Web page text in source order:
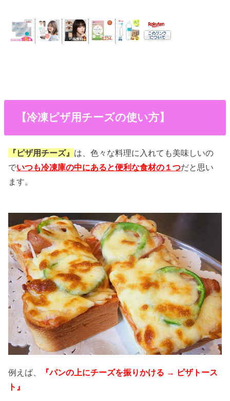
【冷凍ピザ用チーズの使い方】
『ピザ用チーズ』 は、色々な料理に入れても美味しいの
でいつも冷凍庫の中にあると便利な食材の１つだと思い
ます。
例えば、
『パンの上にチーズを振りかける → ピザトース
ト』